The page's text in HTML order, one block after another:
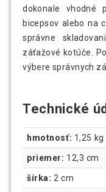
dokonale vhodné
bicepsov alebo na
správne
záťažové kotúče.
výbere správnych
Technické
hmotnosť: 1,25 kg
priemer: 12,3 cm
šírka: 2 cm